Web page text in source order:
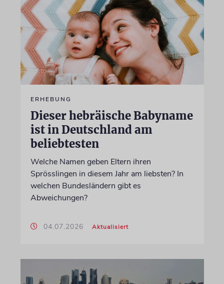
ERHEBUNG
Dieser hebräische Babyname
ist in Deutschland am
beliebtesten
Welche Namen geben Eltern ihren
Sprösslingen in diesem Jahr am liebsten? In
welchen Bundesländern gibt es
Abweichungen?
04.07.2026 Aktualisiert